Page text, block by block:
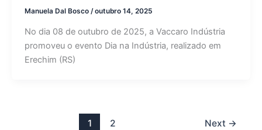
Manuela Dal Bosco /outubro 14, 2025
No dia 08 de outubro de 2025, a Vaccaro Indústria
promoveu o evento Dia na Indústria, realizado em
Erechim (RS)
1 2 Next →